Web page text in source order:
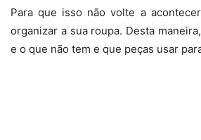
Para que isso não volte a
organizar a sua roupa. Desta
e o que não tem e que peças usar